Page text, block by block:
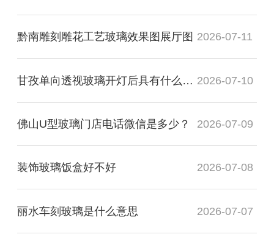
黔南雕刻雕花工艺玻璃效果图展厅图 2026-07-11
甘孜单向透视玻璃开灯后具有什么透视性 2026-07-10
佛山U型玻璃门店电话微信是多少？ 2026-07-09
装饰玻璃饭盒好不好 2026-07-08
丽水车刻玻璃是什么意思 2026-07-07